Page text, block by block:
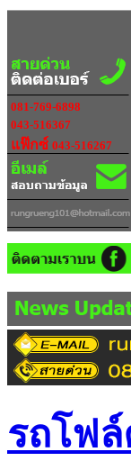
081-769-6898
043-516367
แฟ๊กซ์ 043-516267
ะ รถUSED ให้บ
รถโฟล์